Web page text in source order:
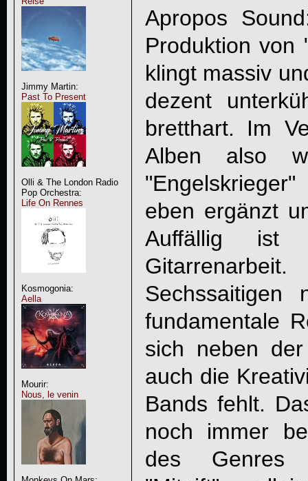
Jimmy Martin:
Past To Present
Olli & The London Radio
Pop Orchestra:
Life On Rennes
Kosmogonia:
Aella
Mourir:
Nous, le venin
Apropos
Produktion von
klingt massiv
dezent
bretthart. Im
Alben also
eben ergänzt
Auffällig ist
Sechssaitigen
fundamentale
sich neben
auch die
Bands fehlt.
noch immer
des Genres